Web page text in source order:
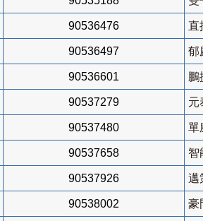
90536476 直
90536497 郁
90536601 鵬
90537279 元
90537480 單
90537658 智
90537926 邁
90538002 豪